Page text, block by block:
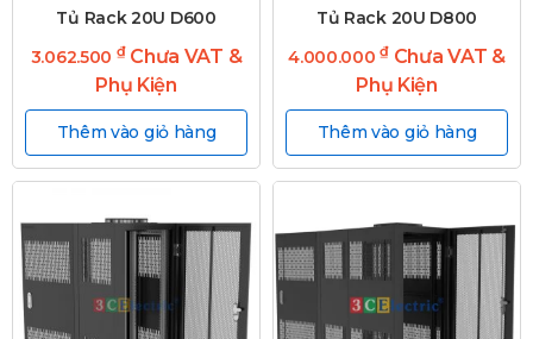
Tủ Rack 20U D600
3.062.500 ₫Chưa VAT &
Phụ Kiện
Thêm vào giỏ hàng
Tủ Rack 20U D800
4.000.000₫ Chưa VAT &
Phụ Kiện
Thêm vào giỏ hàng